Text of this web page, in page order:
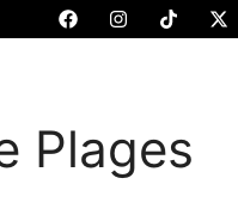
Plages